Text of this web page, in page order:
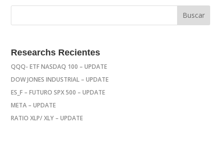
Researchs Recientes
QQQ- ETF NASDAQ 100 – UPDATE
DOW JONES INDUSTRIAL – UPDATE
ES_F – FUTURO SPX 500 – UPDATE
META – UPDATE
RATIO XLP/ XLY – UPDATE